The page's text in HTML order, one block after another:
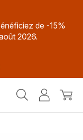
de -15%
2026.
MonMon